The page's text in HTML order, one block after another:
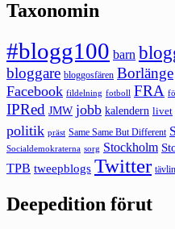
Taxonomin
#blogg100 barn
bloggare bloggosfären Borlänge
Facebook fildelning fotboll FRA
IPRed JMW jobb kalendern livet
politik präst Same Same But Different
Socialdemokraterna sorg Stockholm
TPB tweepblogs Twitter
Deepedition förut